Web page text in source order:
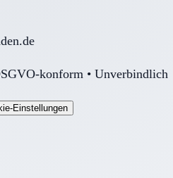
konform • Unverbindlich
Einstellungen